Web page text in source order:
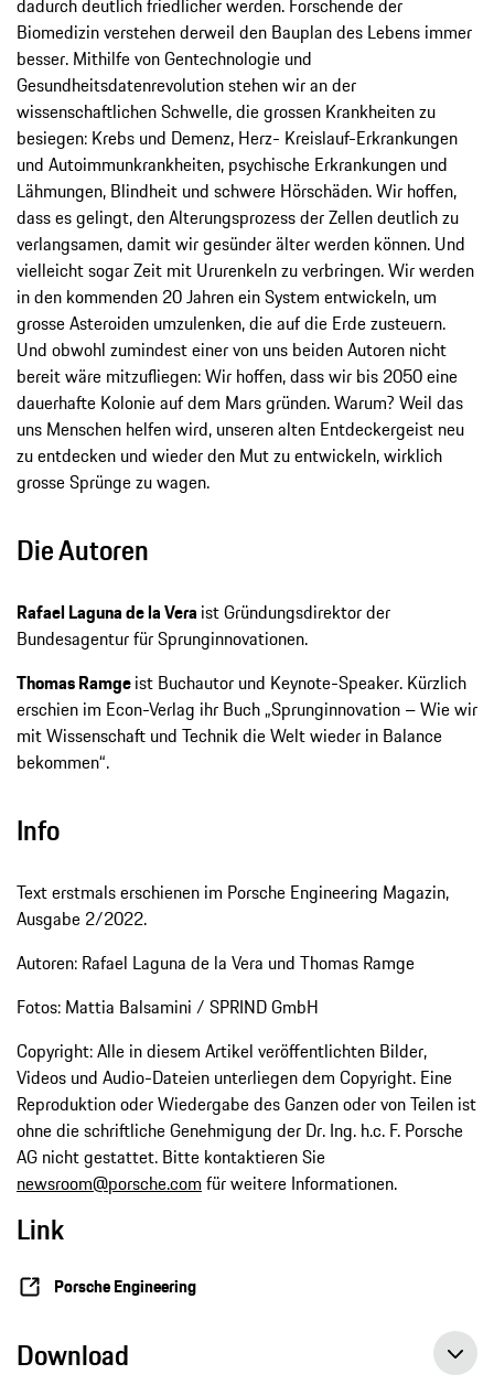
Biomedizin verstehen derweil den Bauplan des Lebens immer
besser. Mithilfe von Gentechnologie und
Gesundheitsdatenrevolution stehen wir an der
wissenschaftlichen Schwelle, die grossen Krankheiten zu
besiegen: Krebs und Demenz, Herz- Kreislauf-Erkrankungen
und Autoimmunkrankheiten, psychische Erkrankungen und
Lähmungen, Blindheit und schwere Hörschäden. Wir hoffen,
dass es gelingt, den Alterungsprozess der Zellen deutlich zu
verlangsamen, damit wir gesünder älter werden können. Und
vielleicht sogar Zeit mit Ururenkeln zu verbringen. Wir werden
in den kommenden 20 Jahren ein System entwickeln, um
grosse Asteroiden umzulenken, die auf die Erde zusteuern.
Und obwohl zumindest einer von uns beiden Autoren nicht
bereit wäre mitzufliegen: Wir hoffen, dass wir bis 2050 eine
dauerhafte Kolonie auf dem Mars gründen. Warum? Weil das
uns Menschen helfen wird, unseren alten Entdeckergeist neu
zu entdecken und wieder den Mut zu entwickeln, wirklich
grosse Sprünge zu wagen.
Die Autoren
Rafael Laguna de la Vera ist Gründungsdirektor der
Bundesagentur für Sprunginnovationen.
Thomas Ramgeist Buchautor und Keynote-Speaker. Kürzlich
erschien im Econ-Verlag ihr Buch „Sprunginnovation – Wie wir
mit Wissenschaft und Technik die Welt wieder in Balance
bekommen“.
Info
Text erstmals erschienen im Porsche Engineering Magazin,
Ausgabe 2/2022.
Autoren: Rafael Laguna de la Vera und Thomas Ramge
Fotos: Mattia Balsamini / SPRIND GmbH
Copyright: Alle in diesem Artikel veröffentlichten Bilder,
Videos und Audio-Dateien unterliegen dem Copyright. Eine
Reproduktion oder Wiedergabe des Ganzen oder von Teilen ist
ohne die schriftliche Genehmigung der Dr. Ing. h.c. F. Porsche
AG nicht gestattet. Bitte kontaktieren Sie
newsroom@porsche.com für weitere Informationen.
Link
Porsche Engineering
Download